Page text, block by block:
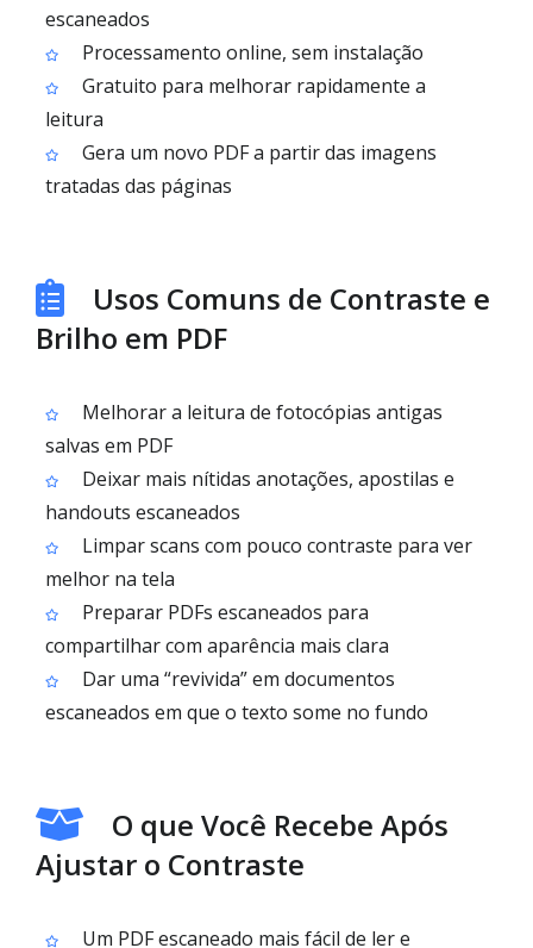
escaneados
Processamento online, sem instalação
Gratuito para melhorar rapidamente a
leitura
Gera um novo PDF a partir das imagens
tratadas das páginas
Usos Comuns de Contraste e
Brilho em PDF
Melhorar a leitura de fotocópias antigas
salvas em PDF
Deixar mais nítidas anotações, apostilas e
handouts escaneados
Limpar scans com pouco contraste para ver
melhor na tela
Preparar PDFs escaneados para
compartilhar com aparência mais clara
Dar uma “revivida” em documentos
escaneados em que o texto some no fundo
O que Você Recebe Após
Ajustar o Contraste
Um PDF escaneado mais fácil de ler e